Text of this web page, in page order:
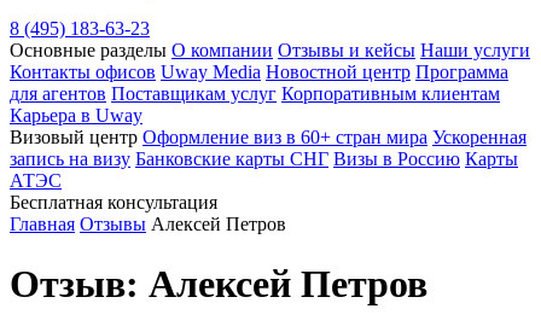
8 (495) 183-63-23
Основные разделы О компании Отзывы и кейсы Наши услуги
Контакты офисов Uway Media Новостной центр Программа
для агентов Поставщикам услуг Корпоративным клиентам
Карьера в Uway
Визовый центр Оформление виз в 60+ стран мира Ускоренная
запись на визу Банковские карты СНГ Визы в Россию Карты
АТЭС
Бесплатная консультация
Главная Отзывы Алексей Петров
Отзыв: Алексей Петров